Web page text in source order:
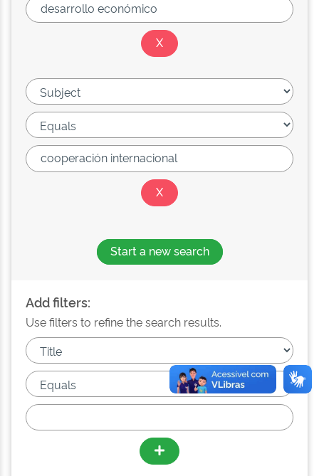
Start a new search
Add filters:
Use filters to refine the search results.